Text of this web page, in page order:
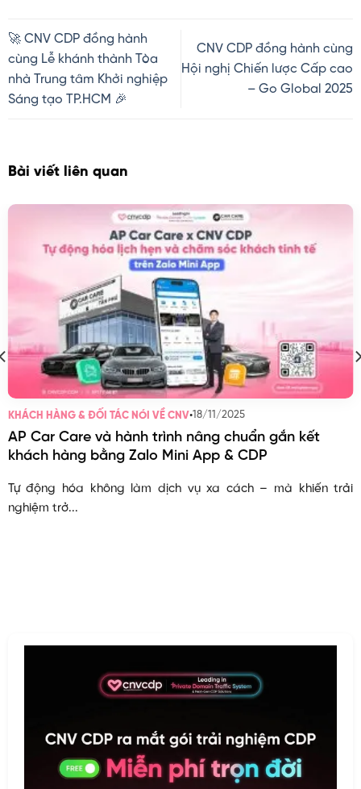
🚀 CNV CDP đồng hành
cùng Lễ khánh thành Tòa
nhà Trung tâm Khởi nghiệp
Sáng tạo TP.HCM 🎉
CNV CDP đồng hành cùng
Hội nghị Chiến lược Cấp cao
– Go Global 2025
Bài viết liên quan
KHÁCH HÀNG & ĐỐI TÁC NÓI VỀ CNV•18/11/2025
AP Car Care và hành trình nâng chuẩn gắn kết
khách hàng bằng Zalo Mini App & CDP
Tự động hóa không làm dịch vụ xa cách – mà khiến trải
nghiệm trở...